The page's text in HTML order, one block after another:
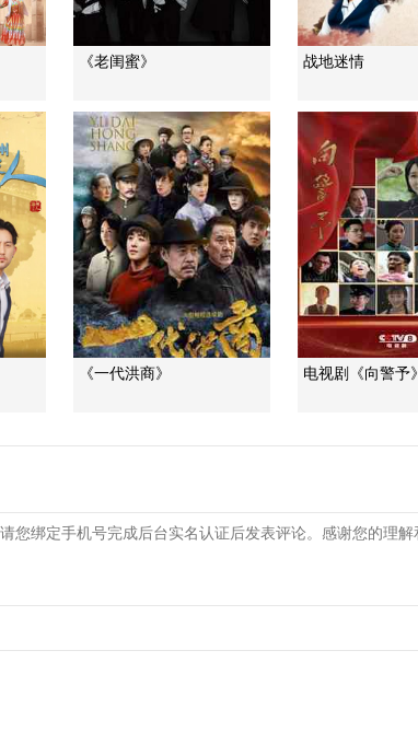
《老闺蜜》 战地迷情
《一代洪商》 电视剧《向警予》